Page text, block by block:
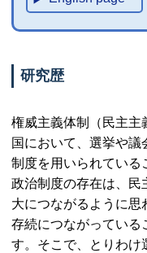
研究歴
権威主義体制（民主主
国において、選挙や
制度を用いられている
政治制度の存在は、民
大につながるように
存続につながっている
す。そこで、とりわけ